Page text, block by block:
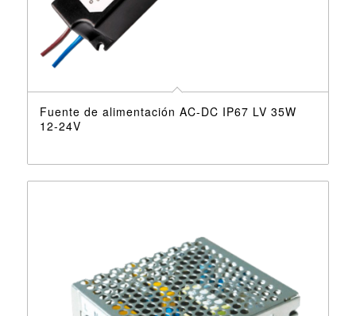
Fuente de alimentación AC-DC IP67 LV 35W
12-24V